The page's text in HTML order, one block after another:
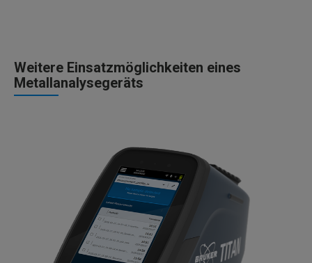
Weitere Einsatzmöglichkeiten eines
Metallanalysegeräts